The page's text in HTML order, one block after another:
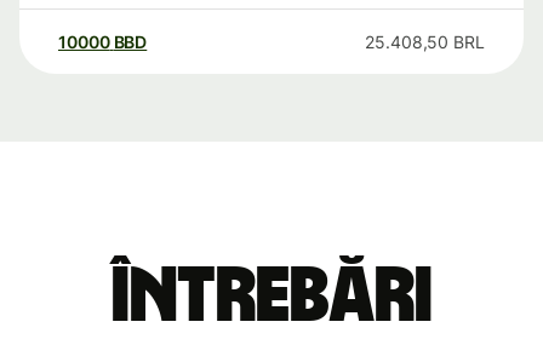
10000 BBD 25.408,50 BRL
Întrebări